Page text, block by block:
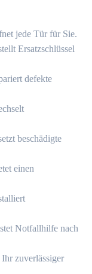
jede Tür für Sie.
Ersatzschlüssel
defekte
beschädigte
einen
Notfallhilfe nach
zuverlässiger